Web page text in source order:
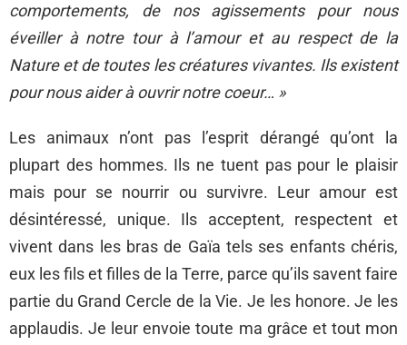
comportements, de nos agissements pour nous
éveiller à notre tour à l’amour et au respect de la
Nature et de toutes les créatures vivantes. Ils existent
pour nous aider à ouvrir notre coeur… »
Les animaux n’ont pas l’esprit dérangé qu’ont la
plupart des hommes. Ils ne tuent pas pour le plaisir
mais pour se nourrir ou survivre. Leur amour est
désintéressé, unique. Ils acceptent, respectent et
vivent dans les bras de Gaïa tels ses enfants chéris,
eux les fils et filles de la Terre, parce qu’ils savent faire
partie du Grand Cercle de la Vie. Je les honore. Je les
applaudis. Je leur envoie toute ma grâce et tout mon